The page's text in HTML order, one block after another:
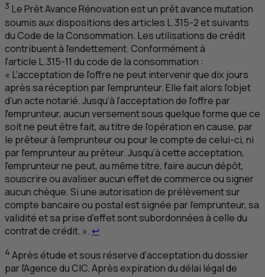
3 Le Prêt Avance Rénovation est un prêt avance mutation
soumis aux dispositions des articles L.315-2 et suivants
du Code de la Consommation. Les utilisations de crédit
contribuent à l’endettement. Conformément à
l’article L.315-11 du code de la consommation :
« L’acceptation de l’offre ne peut intervenir que dix jours
après sa réception par l’emprunteur. Elle fait alors l’objet
d’un acte notarié. Jusqu’à l’acceptation de l’offre par
l’emprunteur, aucun versement sous quelque forme que ce
soit ne peut être fait, au titre de l’opération en cause, par
le prêteur à l’emprunteur ou pour le compte de celui-ci, ni
par l’emprunteur au prêteur. Jusqu’à cette acceptation,
l’emprunteur ne peut, au même titre, faire aucun dépôt,
souscrire ou avaliser aucun effet de commerce ou signer
aucun chèque. Si une autorisation de prélèvement sur
compte bancaire ou postal est signée par l’emprunteur, sa
validité et sa prise d’effet sont subordonnées à celle du
contrat de crédit. ». ↩Retour au renvoi 3
4 Après étude et sous réserve d’acceptation du dossier
par l’Agence duCIC. Après expiration du délai légal de